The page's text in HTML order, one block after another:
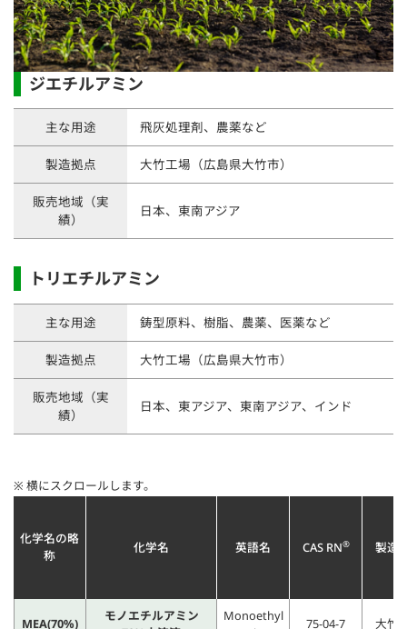
ジエチルアミン
主な用途 飛灰処理剤、農薬など
製造拠点 大竹工場（広島県大竹市）
販売地域（実
績）
日本、東南アジア
トリエチルアミン
主な用途 鋳型原料、樹脂、農薬、医薬など
製造拠点 大竹工場（広島県大竹市）
販売地域（実
績）
日本、東アジア、東南アジア、インド
※ 横にスクロールします。
化学名の略
称
化学名 英語名 CAS RN® 製造
MEA(70%)
モノエチルアミン
Monoethyl
75-04-7 大竹